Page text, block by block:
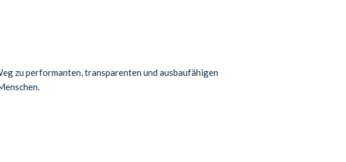
zu performanten, transparenten und ausbaufähigen